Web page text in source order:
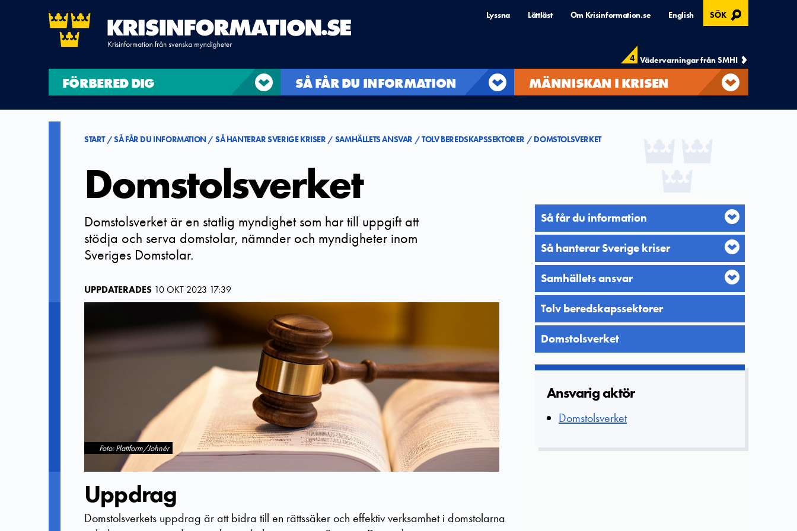
Lyssna Lättläst Om Krisinformation.se English SÖK , ÖPPNAS I MODAL
4 Vädervarningar från SMHI
FÖRBERED DIG SÅ FÅR DU INFORMATION MÄNNISKAN I KRISEN
START SÅ FÅR DU INFORMATION SÅ HANTERAR SVERIGE KRISER SAMHÄLLETS ANSVAR TOLV BEREDSKAPSSEKTORER DOMSTOLSVERKET
Domstolsverket
Domstolsverket är en statlig myndighet som har till uppgift att
stödja och serva domstolar, nämnder och myndigheter inom
Sveriges Domstolar.
UPPDATERADES 10 OKT 2023 17:39
Foto: Plattform/Johnér
Uppdrag
Domstolsverkets uppdrag är att bidra till en rättssäker och effektiv verksamhet i domstolarna
Så får du information
Så hanterar Sverige kriser
Samhällets ansvar
Tolv beredskapssektorer
Domstolsverket
Ansvarig aktör
Domstolsverket